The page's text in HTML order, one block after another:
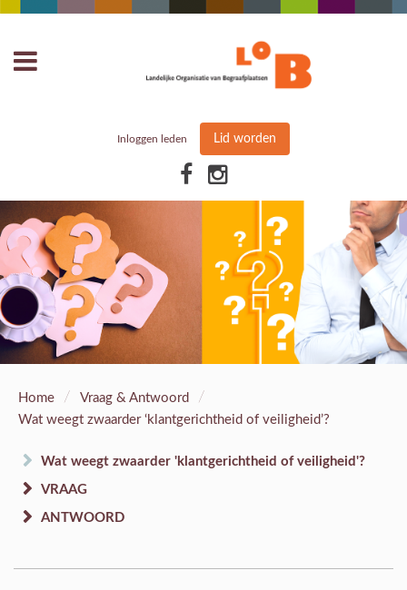
Inloggen leden Lid worden
Home / Vraag & Antwoord /
Wat weegt zwaarder ‘klantgerichtheid of veiligheid’?
Wat weegt zwaarder 'klantgerichtheid of veiligheid'?
VRAAG
ANTWOORD